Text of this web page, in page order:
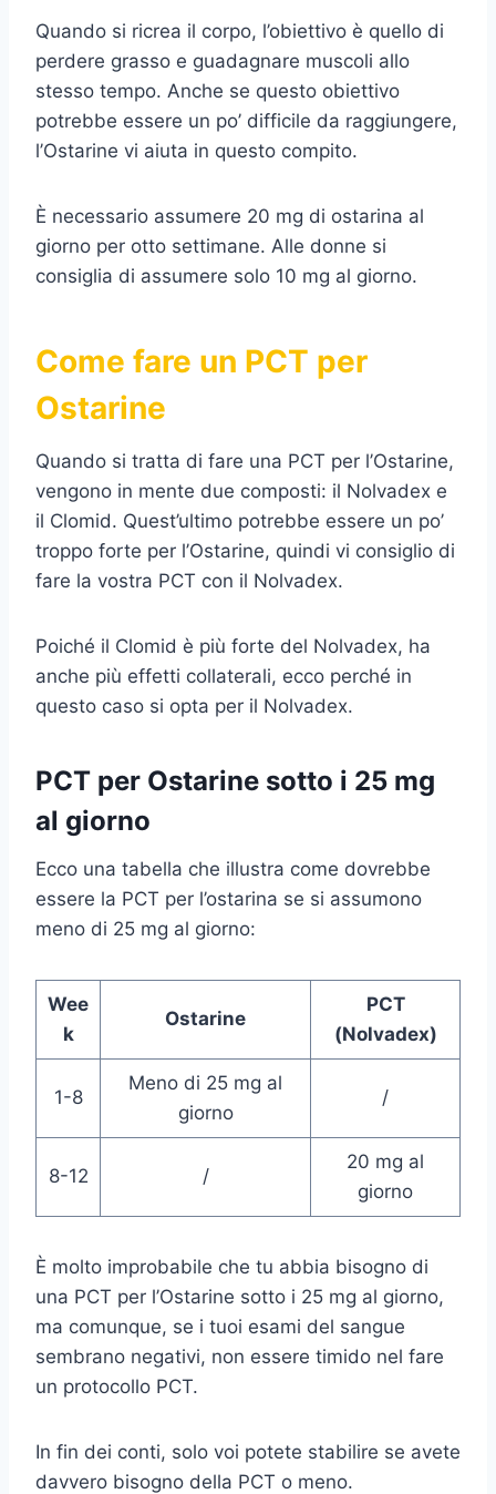
Quando si ricrea il corpo, l’obiettivo è quello di
perdere grasso e guadagnare muscoli allo
stesso tempo. Anche se questo obiettivo
potrebbe essere un po’ difficile da raggiungere,
l’Ostarine vi aiuta in questo compito.
È necessario assumere 20 mg di ostarina al
giorno per otto settimane. Alle donne si
consiglia di assumere solo 10 mg al giorno.
Come fare un PCT per
Ostarine
Quando si tratta di fare una PCT per l’Ostarine,
vengono in mente due composti: il Nolvadex e
il Clomid. Quest’ultimo potrebbe essere un po’
troppo forte per l’Ostarine, quindi vi consiglio di
fare la vostra PCT con il Nolvadex.
Poiché il Clomid è più forte del Nolvadex, ha
anche più effetti collaterali, ecco perché in
questo caso si opta per il Nolvadex.
PCT per Ostarine sotto i 25 mg
al giorno
Ecco una tabella che illustra come dovrebbe
essere la PCT per l’ostarina se si assumono
meno di 25 mg al giorno:
Wee
k
Ostarine
PCT
(Nolvadex)
1-8
Meno di 25 mg al
giorno
/
8-12 /
20 mg al
giorno
È molto improbabile che tu abbia bisogno di
una PCT per l’Ostarine sotto i 25 mg al giorno,
ma comunque, se i tuoi esami del sangue
sembrano negativi, non essere timido nel fare
un protocollo PCT.
In fin dei conti, solo voi potete stabilire se avete
davvero bisogno della PCT o meno.